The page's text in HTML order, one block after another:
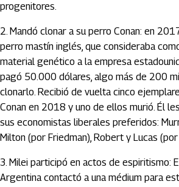
progenitores.
2. Mandó clonar a su perro Conan: en
perro mastín inglés, que consideraba
material genético a la empresa
pagó 50.000 dólares, algo más de 200
clonarlo. Recibió de vuelta cinco
Conan en 2018 y uno de ellos murió. Él
sus economistas liberales preferidos:
Milton (por Friedman), Robert y Lucas
3. Milei participó en actos de espiritismo:
Argentina contactó a una médium para